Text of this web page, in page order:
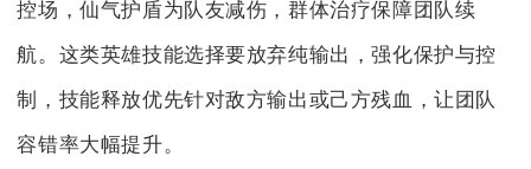
控场，仙气护盾为队友减伤，群体治疗保障团队续
航。这类英雄技能选择要放弃纯输出，强化保护与控
制，技能释放优先针对敌方输出或己方残血，让团队
容错率大幅提升。